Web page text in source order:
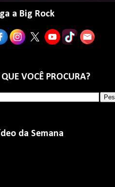
a Big Rock
VOCÊ PROCURA?
da Semana